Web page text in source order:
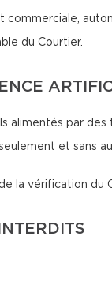
commerciale,
du Courtier.
alimentés par
et sans
la vérification